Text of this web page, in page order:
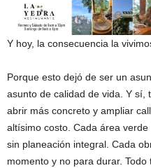
Y hoy, la consecuencia la
Porque esto dejó de ser un
asunto de calidad de vida. Y sí,
abrir más concreto y ampliar
altísimo costo. Cada área
sin planeación integral. Cada
momento y no para durar.